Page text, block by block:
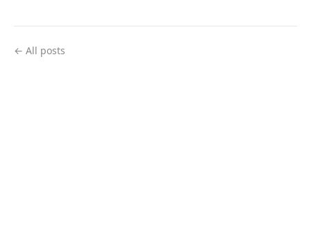
← All posts